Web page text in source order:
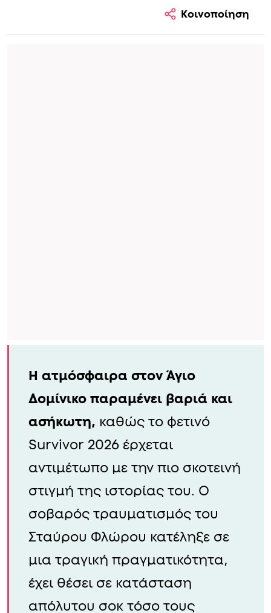
Κοινοποίηση
Η ατμόσφαιρα στον Άγιο
Δομίνικο παραμένει βαριά και
ασήκωτη, καθώς το φετινό
Survivor 2026 έρχεται
αντιμέτωπο με την πιο σκοτεινή
στιγμή της ιστορίας του. Ο
σοβαρός τραυματισμός του
Σταύρου Φλώρου κατέληξε σε
μια τραγική πραγματικότητα,
έχει θέσει σε κατάσταση
απόλυτου σοκ τόσο τους